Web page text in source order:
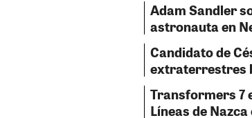
Adam Sandler
astronauta en
Candidato de
extraterrestres
Transformers 7
Líneas de